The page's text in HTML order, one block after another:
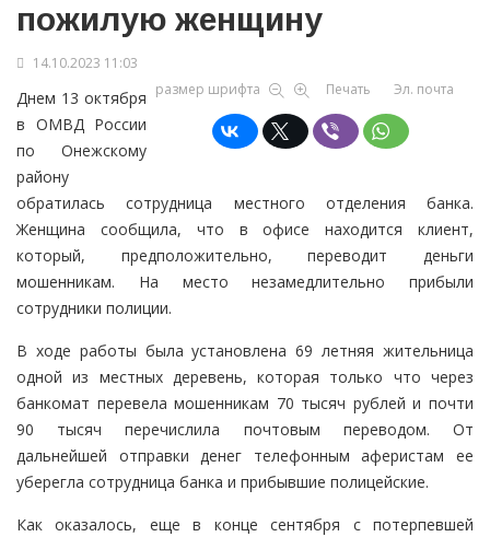
пожилую женщину
14.10.2023 11:03
размер шрифта
Печать Эл. почта
Днем 13 октября
в ОМВД России
по Онежскому
району
обратилась сотрудница местного отделения банка.
Женщина сообщила, что в офисе находится клиент,
который, предположительно, переводит деньги
мошенникам. На место незамедлительно прибыли
сотрудники полиции.
В ходе работы была установлена 69 летняя жительница
одной из местных деревень, которая только что через
банкомат перевела мошенникам 70 тысяч рублей и почти
90 тысяч перечислила почтовым переводом. От
дальнейшей отправки денег телефонным аферистам ее
уберегла сотрудница банка и прибывшие полицейские.
Как оказалось, еще в конце сентября с потерпевшей